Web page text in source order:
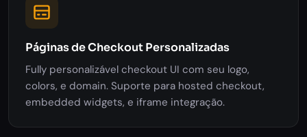
Páginas de Checkout Personalizadas
Fully personalizável checkout UI com seu logo,
colors, e domain. Suporte para hosted checkout,
embedded widgets, e iframe integração.